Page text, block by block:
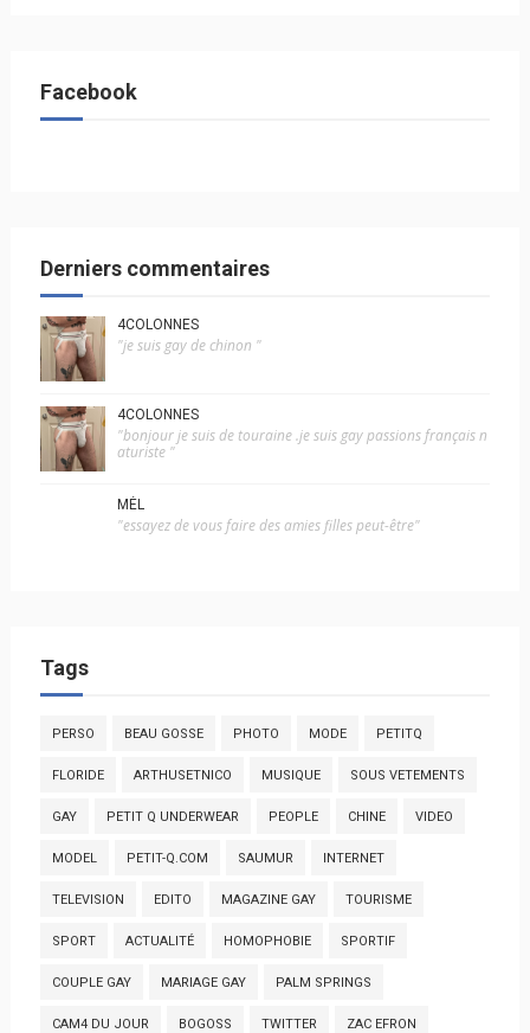
Facebook
Derniers commentaires
4COLONNES
"je suis gay de chinon "
4COLONNES
"bonjour je suis de touraine .je suis gay passions français n
aturiste "
MÉL
"essayez de vous faire des amies filles peut-être"
Tags
PERSO BEAU GOSSE PHOTO MODE PETITQ
FLORIDE ARTHUSETNICO MUSIQUE SOUS VETEMENTS
GAY PETIT Q UNDERWEAR PEOPLE CHINE VIDEO
MODEL PETIT-Q.COM SAUMUR INTERNET
TELEVISION EDITO MAGAZINE GAY TOURISME
SPORT ACTUALITÉ HOMOPHOBIE SPORTIF
COUPLE GAY MARIAGE GAY PALM SPRINGS
CAM4 DU JOUR BOGOSS TWITTER ZAC EFRON